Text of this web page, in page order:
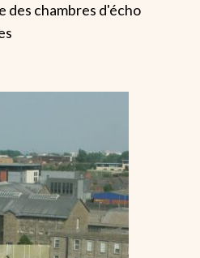
des chambres d'écho